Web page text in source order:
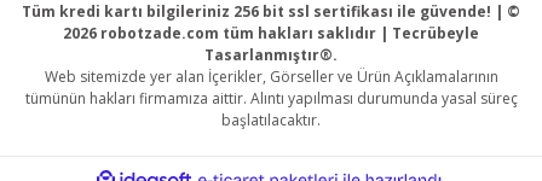
Tüm kredi kartı bilgileriniz 256 bit ssl sertifikası ile güvende! | ©
2026 robotzade.com tüm hakları saklıdır | Tecrübeyle
Tasarlanmıştır®.
Web sitemizde yer alan İçerikler, Görseller ve Ürün Açıklamalarının
tümünün hakları firmamıza aittir. Alıntı yapılması durumunda yasal süreç
başlatılacaktır.